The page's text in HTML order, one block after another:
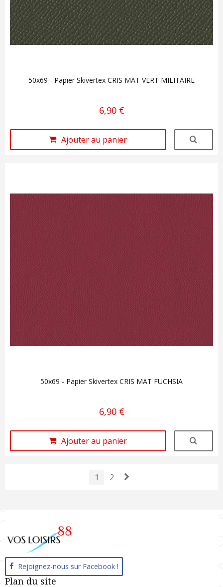
50x69 - Papier Skivertex CRIS MAT VERT MILITAIRE
6,90 €
Ajouter au panier
50x69 - Papier Skivertex CRIS MAT FUCHSIA
6,90 €
Ajouter au panier
1 2
Rejoignez-nous sur Facebook !
Plan du site